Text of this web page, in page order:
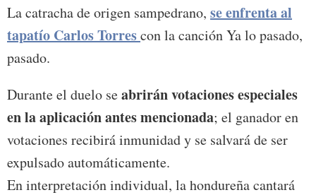
La catracha de origen sampedrano, se enfrenta al
tapatío Carlos Torrescon la canción Ya lo pasado,
pasado.
Durante el duelo seabrirán votaciones especiales
en la aplicación antes mencionada; el ganador en
votaciones recibirá inmunidad y se salvará de ser
expulsado automáticamente.
En interpretación individual, la hondureña cantará